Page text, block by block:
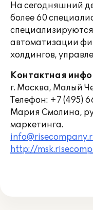
На сегодняшний
более 60
автоматизации
холдингов,
Контактная
г. Москва, Малый
Телефон: +7 (495)
Мария Смолина,
маркетинга.
http://